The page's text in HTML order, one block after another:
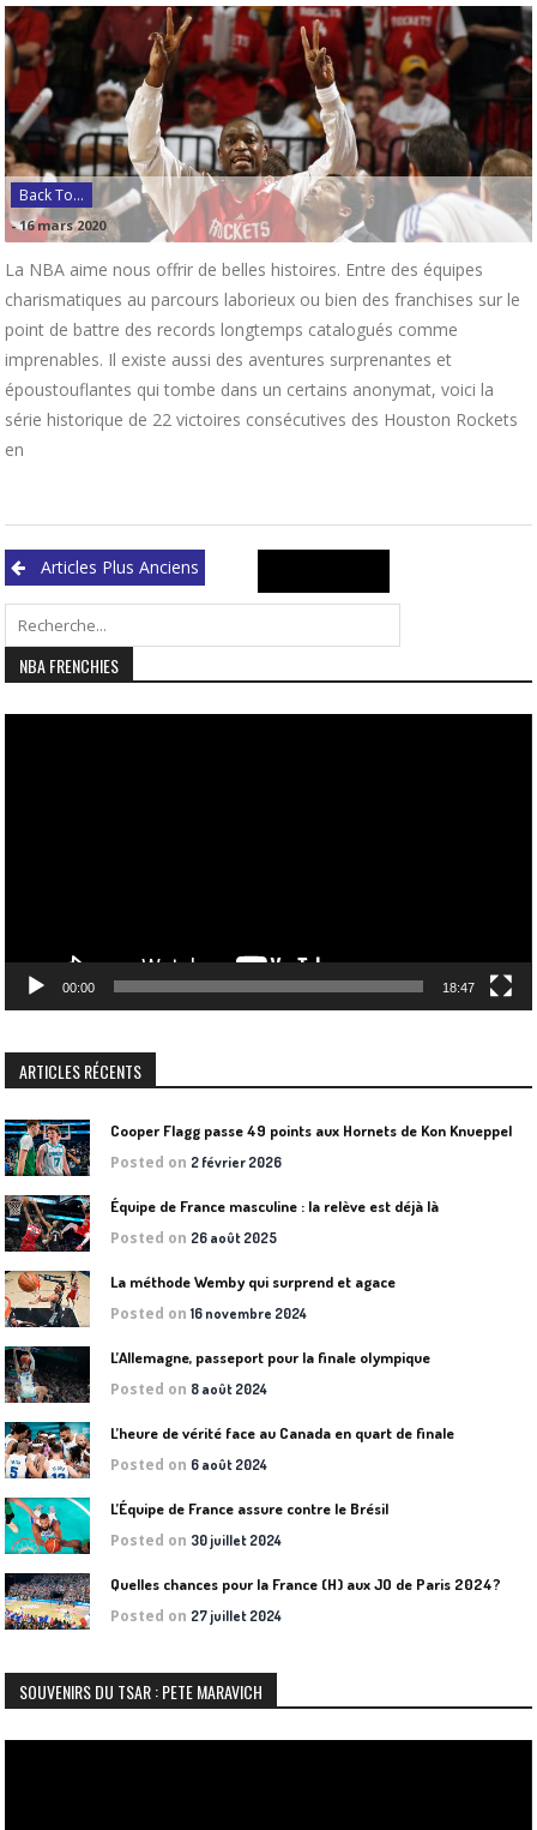
Back To...
-16 mars 2020
La NBA aime nous offrir de belles histoires. Entre des équipes
charismatiques au parcours laborieux ou bien des franchises sur le
point de battre des records longtemps catalogués comme
imprenables. Il existe aussi des aventures surprenantes et
époustouflantes qui tombe dans un certains anonymat, voici la
série historique de 22 victoires consécutives des Houston Rockets
en
Navigation
des
articles
Articles Plus Anciens
for:
NBA FRENCHIES
00:00 18:47
ARTICLES RÉCENTS
Cooper Flagg passe 49 points aux Hornets de Kon Knueppel
Posted on 2 février 2026
Équipe de France masculine : la relève est déjà là
Posted on 26 août 2025
La méthode Wemby qui surprend et agace
Posted on16 novembre 2024
L’Allemagne, passeport pour la finale olympique
Posted on 8 août 2024
L’heure de vérité face au Canada en quart de finale
Posted on 6 août 2024
L’Équipe de France assure contre le Brésil
Posted on 30 juillet 2024
Quelles chances pour la France (H) aux JO de Paris 2024?
Posted on 27 juillet 2024
SOUVENIRS DU TSAR : PETE MARAVICH